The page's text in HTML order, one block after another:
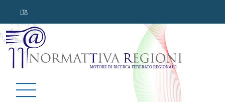
ITA
Normattiva Regioni -